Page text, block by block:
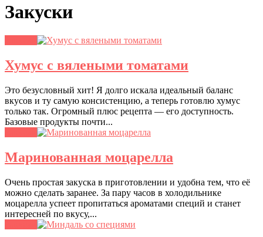
Закуски
Хумус с вялеными томатами
Это безусловный хит! Я долго искала идеальный баланс
вкусов и ту самую консистенцию, а теперь готовлю хумус
только так. Огромный плюс рецепта — его доступность.
Базовые продукты почти...
Маринованная моцарелла
Очень простая закуска в приготовлении и удобна тем, что её
можно сделать заранее. За пару часов в холодильнике
моцарелла успеет пропитаться ароматами специй и станет
интересней по вкусу,...